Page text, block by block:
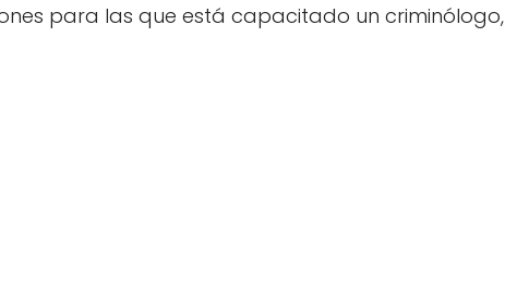
para las que está capacitado un criminólogo,